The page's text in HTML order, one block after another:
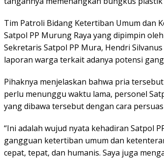
Tim Patroli Bidang Ketertiban Umum dan
Satpol PP Murung Raya yang dipimpin
Sekretaris Satpol PP Mura, Hendri
laporan warga terkait adanya potensi
Pihaknya menjelaskan bahwa pria
perlu menunggu waktu lama, personel
yang dibawa tersebut dengan cara
“Ini adalah wujud nyata kehadiran Satpol
gangguan ketertiban umum dan
cepat, tepat, dan humanis. Saya juga